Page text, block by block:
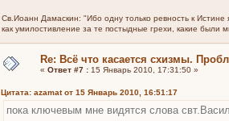
Св.Иоанн Дамаскин: "Ибо одну только ревность к
как умилостивление за те постыдные грехи, какие были
Re: Всё что касается схизмы.
« Ответ #7 : 15 Январь 2010, 17:31:50 »
Цитата: azamat от 15 Январь 2010, 16:51:17
пока ключевым мне видятся слова